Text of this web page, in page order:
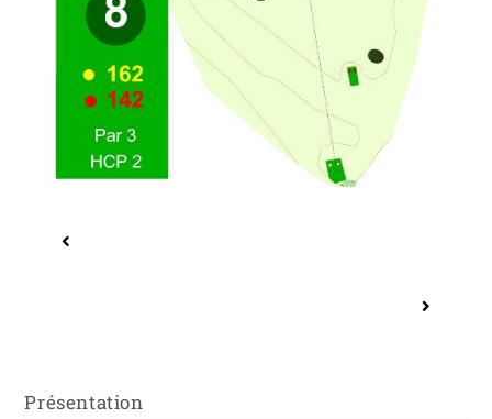
Présentation